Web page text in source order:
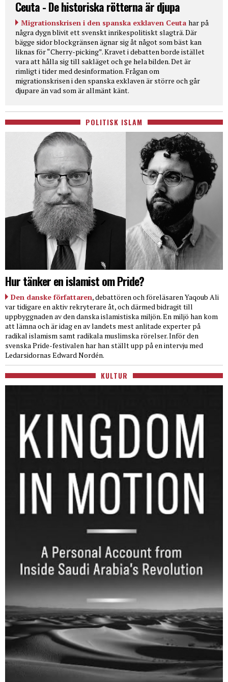
Ceuta - De historiska rötterna är djupa
Migrationskrisen i den spanska exklaven Ceuta har på
några dygn blivit ett svenskt inrikespolitiskt slagträ. Där
bägge sidor blockgränsen ägnar sig åt något som bäst kan
liknas för “Cherry-picking”. Kravet i debatten borde istället
vara att hålla sig till sakläget och ge hela bilden. Det är
rimligt i tider med desinformation. Frågan om
migrationskrisen i den spanska exklaven är större och går
djupare än vad som är allmänt känt.
POLITISK ISLAM
Hur tänker en islamist om Pride?
Den danske författaren, debattören och föreläsaren Yaqoub Ali
var tidigare en aktiv rekryterare åt, och därmed bidragit till
uppbyggnaden av den danska islamistiska miljön. En miljö han kom
att lämna och är idag en av landets mest anlitade experter på
radikal islamism samt radikala muslimska rörelser. Inför den
svenska Pride-festivalen har han ställt upp på en intervju med
Ledarsidornas Edward Nordén.
KULTUR